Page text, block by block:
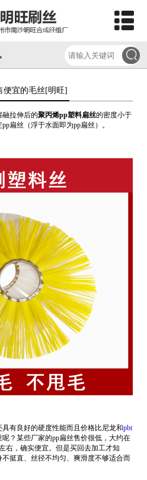
便宜的毛丝[明旺]​
拉伸后的聚丙烯pp塑料扁丝的密度小于
扁丝（浮于水面即为pp扁丝）。
有良好的硬度性能而且价格比尼龙和pbt
？某些厂家的pp扁丝售价很低，大约在
右，确实便宜。但是买回去加工才知
挺直、丝径不均匀、爽滑度不够适合而